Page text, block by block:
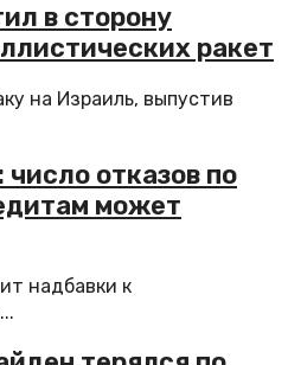
в сторону
ракет
на Израиль, выпустив
отказов по
может
надбавки к